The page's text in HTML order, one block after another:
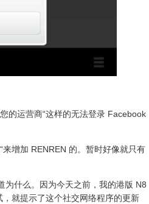
的运营商“这样的无法登录 Facebook
增加 RENREN 的。暂时好像就只有
为什么。因为今天之前，我的港版 N8
，就提示了这个社交网络程序的更新